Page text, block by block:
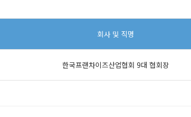
회사 및 직명
한국프랜차이즈산업협회 9대 협회장